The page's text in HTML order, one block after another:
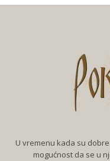
U vremenu kada su
mogućnost da se u